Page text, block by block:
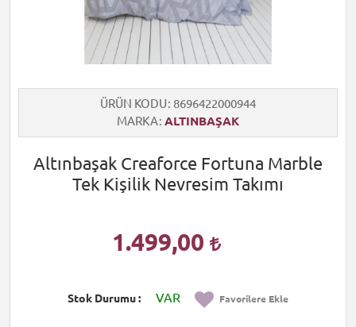
ÜRÜN KODU 8696422000944
MARKA ALTINBAŞAK
Altınbaşak Creaforce Fortuna Marble
Tek Kişilik Nevresim Takımı
1.499,00
Stok Durumu VAR Favorilere Ekle